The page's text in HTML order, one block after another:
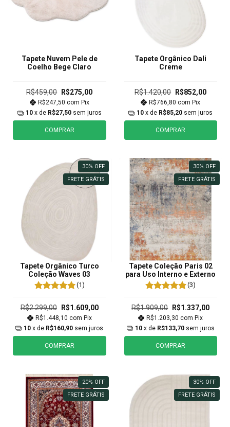
Tapete Nuvem Pele de
Coelho Bege Claro
R$459,00 R$275,00
R$247,50 com Pix
10 x de R$27,50 sem juros
COMPRAR
Tapete Orgânico Dali
Creme
R$1.420,00 R$852,00
R$766,80com Pix
10 x de R$85,20 sem juros
COMPRAR
30% OFF
FRETE GRÁTIS
Tapete Orgânico Turco
Coleção Waves 03
(1)
R$2.299,00 R$1.609,00
R$1.448,10 com Pix
10 x de R$160,90 sem juros
COMPRAR
30% OFF
FRETE GRÁTIS
Tapete Coleção Paris 02
para Uso Interno e Externo
(3)
R$1.909,00 R$1.337,00
R$1.203,30com Pix
10 x de R$133,70 sem juros
COMPRAR
20% OFF
FRETE GRÁTIS
30% OFF
FRETE GRÁTIS